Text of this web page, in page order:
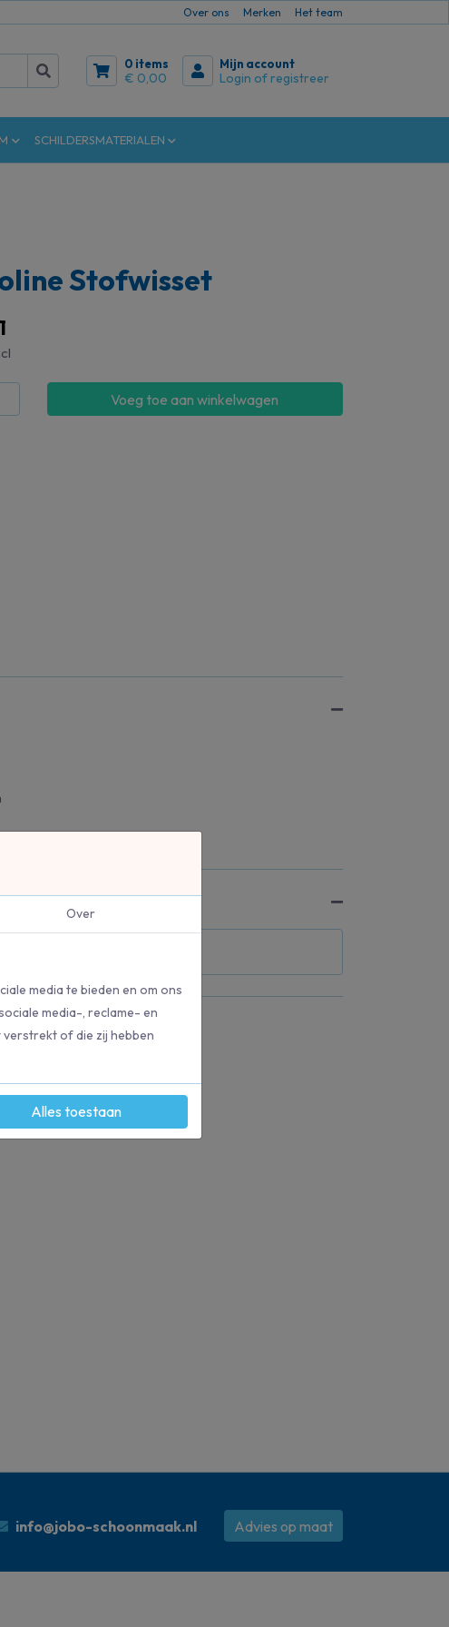
Over ons Merken Het team
0 items
€ 0,00
Mijn account
Login of registreer
SCHILDERSMATERIALEN
Stofwisset
Voeg toe aan winkelwagen
info@jobo-schoonmaak.nl Advies op maat
Over
media te bieden en om ons
media-, reclame- en
of die zij hebben
Alles toestaan